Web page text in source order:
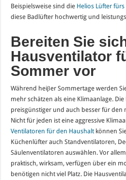
Beispielsweise sind die Helios Lüfter fürs
diese Badlüfter hochwertig und
Bereiten Sie
Hausventilator
Sommer vor
Während heiβer Sommertage werden
mehr schätzen als eine Klimaanlage.
preisgünstiger und auch besser für den
Nicht für jeden ist eine aggressive
Ventilatoren für den Haushaltkönnen
Küchenlüfter auch Standventilatoren,
Säulenventilatoren auswählen. Vor
praktisch, wirksam, verfügen über ein
benötigen nicht viel Platz. Die